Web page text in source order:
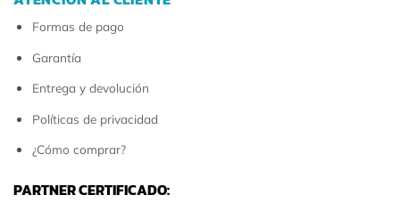
Formas de pago
Garantía
Entrega y devolución
Políticas de privacidad
¿Cómo comprar?
PARTNER CERTIFICADO: